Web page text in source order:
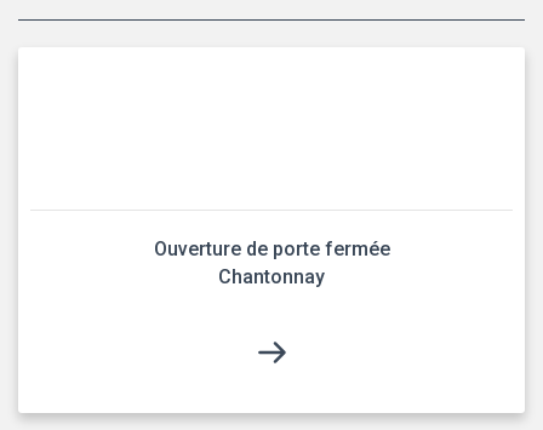
Ouverture de porte fermée
Chantonnay